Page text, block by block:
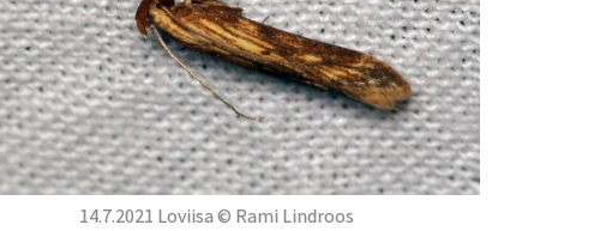
14.7.2021 Loviisa © Rami Lindroos